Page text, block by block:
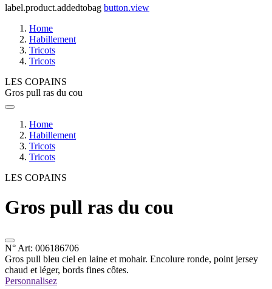
label.product.addedtobag button.view
Home
Habillement
Tricots
Tricots
LES COPAINS
Gros pull ras du cou
Home
Habillement
Tricots
Tricots
LES COPAINS
Gros pull ras du cou
N° Art: 006186706
Gros pull bleu ciel en laine et mohair. Encolure ronde, point jersey
chaud et léger, bords fines côtes.
Personnalisez